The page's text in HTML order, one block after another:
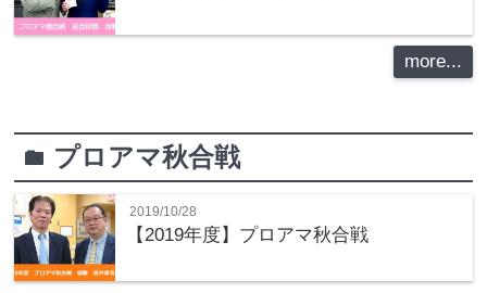
more...
folder プロアマ秋合戦
2019/10/28
【2019年度】プロアマ秋合戦